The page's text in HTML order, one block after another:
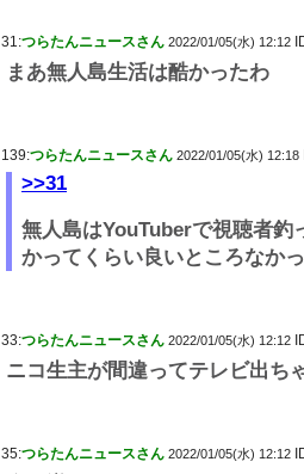
31:つらたんニュースさん 2022/01/05(水) 12:12
まあ無人島生活は酷かったわ
139:つらたんニュースさん 2022/01/05(水) 12:18
>>31
無人島はYouTuberで視聴者釣
かってくらい良いところなか
33:つらたんニュースさん 2022/01/05(水) 12:12
ニコ生主が間違ってテレビ出ち
35:つらたんニュースさん 2022/01/05(水) 12:12